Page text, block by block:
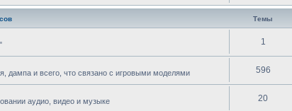
Темы
1
дампа и всего, что связано с игровыми моделями 596
аудио, видео и музыке 20